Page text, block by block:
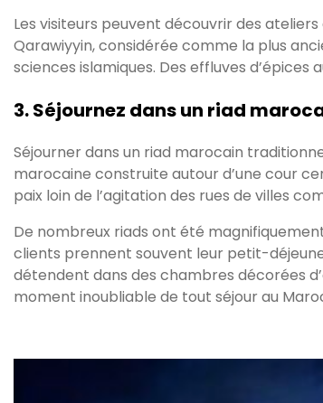
Les visiteurs peuvent découvrir des
Qarawiyyin, considérée comme la plus
sciences islamiques. Des effluves
3. Séjournez dans un riad
Séjourner dans un riad marocain
marocaine construite autour d’une cour
paix loin de l’agitation des rues de villes
De nombreux riads ont été
clients prennent souvent leur petit-
détendent dans des chambres décorées
moment inoubliable de tout séjour au